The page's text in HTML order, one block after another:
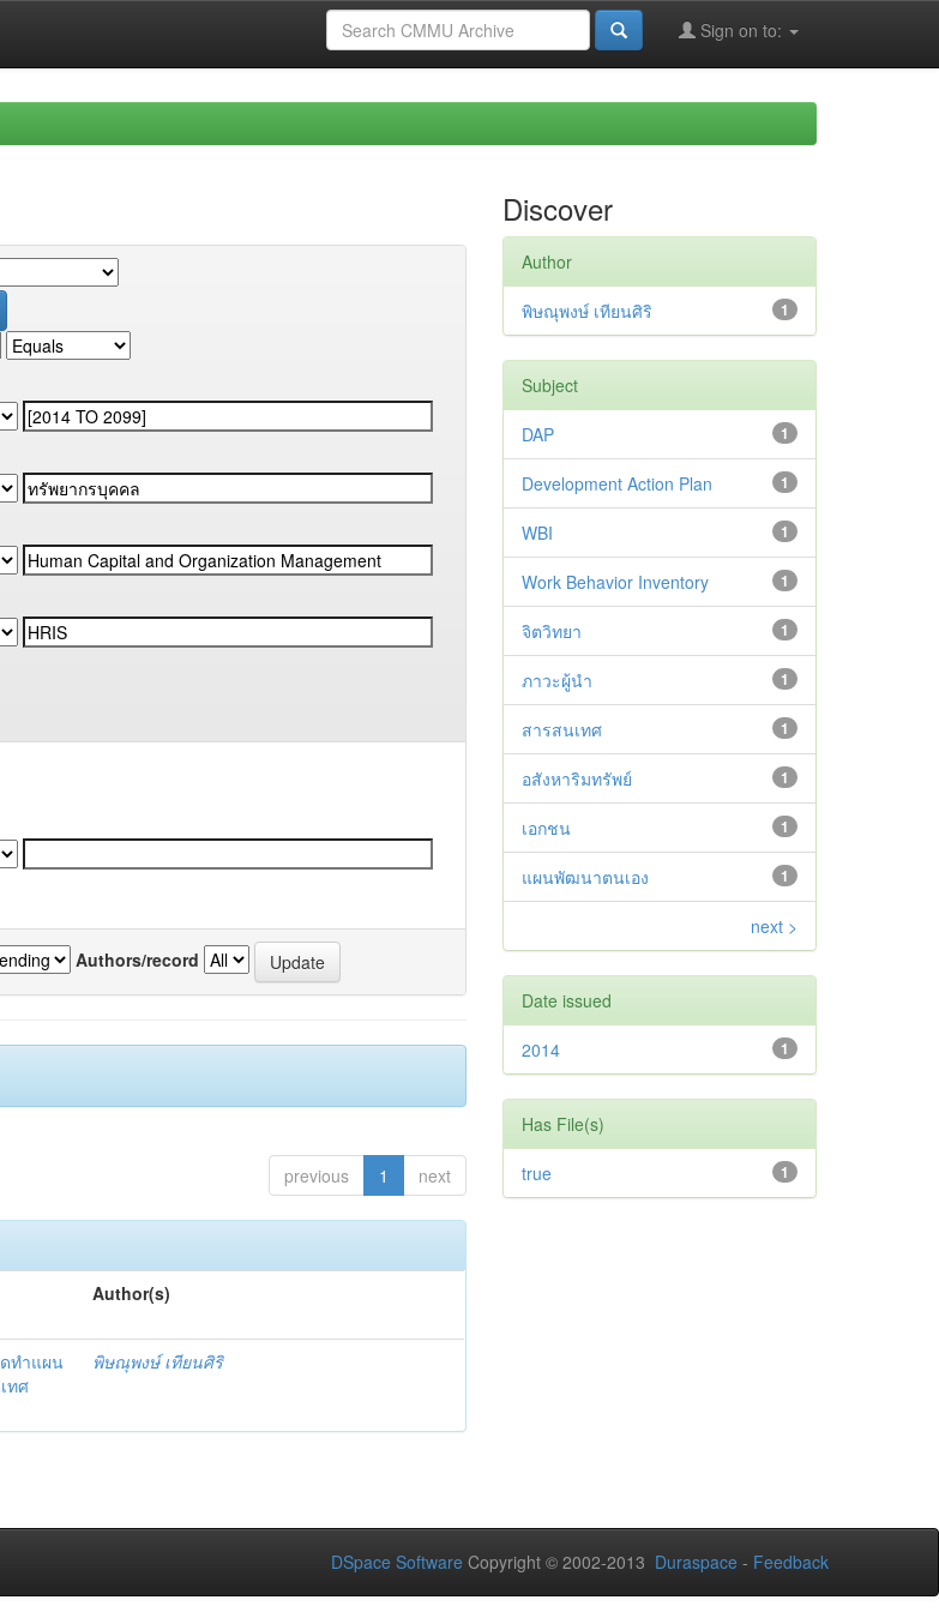
Sign on to:
Authors/record
previous 1 next
Author(s)
ทำแผน
ทศ
พิษณุพงษ์ เทียนศิริ
Discover
Author
1
พิษณุพงษ์ เทียนศิริ
Subject
1
DAP
1
Development Action Plan
1
WBI
1
Work Behavior Inventory
1
จิตวิทยา
1
ภาวะผู้นำ
1
สารสนเทศ
1
อสังหาริมทรัพย์
1
เอกชน
1
แผนพัฒนาตนเอง
next >
Date issued
1
2014
Has File(s)
1
true
DSpace Software Copyright © 2002-2013 Duraspace - Feedback